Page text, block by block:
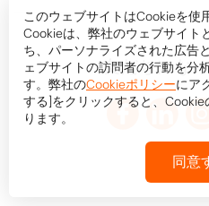
友だちにな
©
このウェブサイトはCookieを使
Cookieは、弊社のウェブサイト
ち、パーソナライズされた広告
ェブサイトの訪問者の行動を分
す。弊社のCookieポリシーにア
する]をクリックすると、
ります。
同意